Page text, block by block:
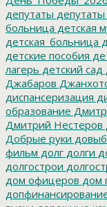
депутаты
больница детская
детская_больница
детские пособия
лагерь детский сад
Джабаров
диспансеризация
образование
Дмитрий Нестеров
Добрые руки
фильм долг долги
долгострои
дом офицеров дом